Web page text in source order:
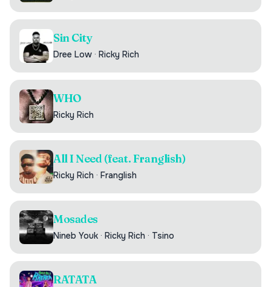
Sin City
Dree Low · Ricky Rich
WHO
Ricky Rich
All I Need (feat. Franglish)
Ricky Rich · Franglish
Mosades
Nineb Youk · Ricky Rich · Tsino
RATATA